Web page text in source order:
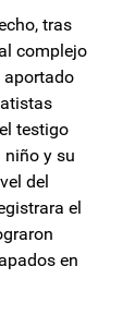
tras
complejo
aportado
testigo
niño y su
del
el
en